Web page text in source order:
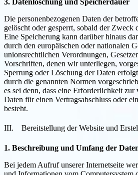
3. Datenlöschung und Speicherdauer
Die personenbezogenen Daten der
gelöscht oder gesperrt, sobald der Zweck
Eine Speicherung kann darüber hinaus
durch den europäischen oder nationalen
unionsrechtlichen Verordnungen,
Vorschriften, denen wir unterliegen,
Sperrung oder Löschung der Daten
durch die genannten Normen
es sei denn, dass eine Erforderlichkeit
Daten für einen Vertragsabschluss oder
besteht.
III. Bereitstellung der Website und
1. Beschreibung und Umfang der
Bei jedem Aufruf unserer Internetseite